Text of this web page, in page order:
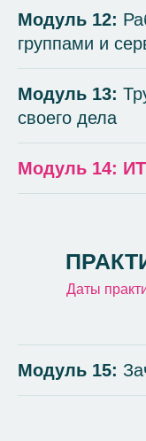
Модуль 12:
группами и
Модуль 13:
своего дела
Модуль 14:
Даты
Модуль 15: